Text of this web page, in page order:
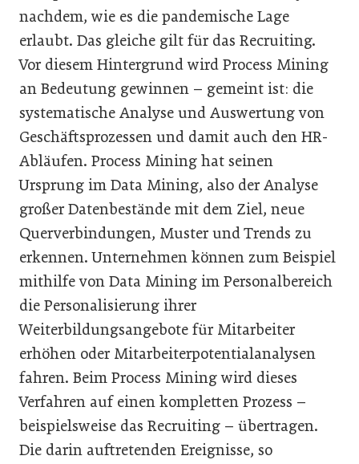
nachdem, wie es die pandemische Lage
erlaubt. Das gleiche gilt für das Recruiting.
Vor diesem Hintergrund wird Process Mining
an Bedeutung gewinnen – gemeint ist: die
systematische Analyse und Auswertung von
Geschäftsprozessen und damit auch den HR-
Abläufen. Process Mining hat seinen
Ursprung im Data Mining, also der Analyse
großer Datenbestände mit dem Ziel, neue
Querverbindungen, Muster und Trends zu
erkennen. Unternehmen können zum Beispiel
mithilfe von Data Mining im Personalbereich
die Personalisierung ihrer
Weiterbildungsangebote für Mitarbeiter
erhöhen oder Mitarbeiterpotentialanalysen
fahren. Beim Process Mining wird dieses
Verfahren auf einen kompletten Prozess –
beispielsweise das Recruiting – übertragen.
Die darin auftretenden Ereignisse, so